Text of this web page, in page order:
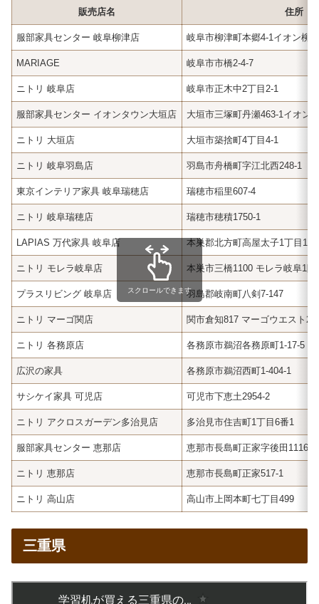
販売店名 住所
服部家具センター 岐阜柳津店 岐阜市柳津町本郷4-1イオン柳
MARIAGE 岐阜市市橋2-4-7
ニトリ 岐阜店 岐阜市正木中2丁目2-1
服部家具センター イオンタウン大垣店 大垣市三塚町丹瀬463-1イオン
ニトリ 大垣店 大垣市築捨町4丁目4-1
ニトリ 岐阜羽島店 羽島市舟橋町字江北西248-1
東京インテリア家具 岐阜瑞穂店 瑞穂市稲里607-4
ニトリ 岐阜瑞穂店 瑞穂市穂積1750-1
LAPIAS 万代家具 岐阜店 本巣郡北方町高屋太子1丁目11
ニトリ モレラ岐阜店 本巣市三橋1100 モレラ岐阜1階
プラスリビング 岐阜店 羽島郡岐南町八剣7-147
ニトリ マーゴ関店 関市倉知817 マーゴウエスト2
ニトリ 各務原店 各務原市鵜沼各務原町1-17-5
広沢の家具 各務原市鵜沼西町1-404-1
サシケイ家具 可児店 可児市下恵土2954-2
ニトリ アクロスガーデン多治見店 多治見市住吉町1丁目6番1
服部家具センター 恵那店 恵那市長島町正家字後田1116-1
ニトリ 恵那店 恵那市長島町正家517-1
ニトリ 高山店 高山市上岡本町七丁目499
スクロールできます
三重県